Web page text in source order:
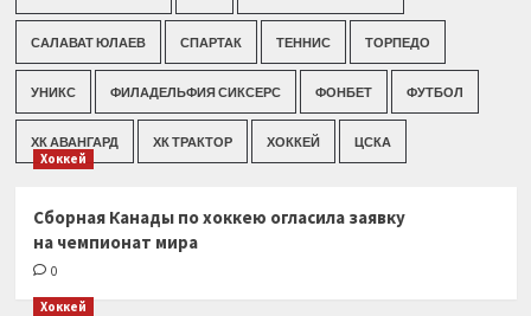
САЛАВАТ ЮЛАЕВ СПАРТАК ТЕННИС ТОРПЕДО
УНИКС ФИЛАДЕЛЬФИЯ СИКСЕРС ФОНБЕТ ФУТБОЛ
ХК АВАНГАРД ХК ТРАКТОР ХОККЕЙ ЦСКА
Хоккей
Сборная Канады по хоккею огласила заявку
на чемпионат мира
0
Хоккей